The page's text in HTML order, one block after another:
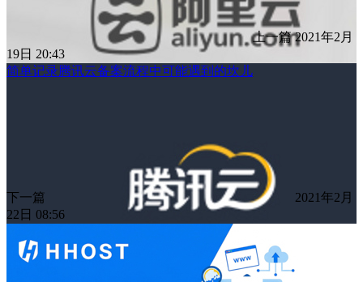
上一篇 2021年2月
19日 20:43
简单记录腾讯云备案流程中可能遇到的坎儿
下一篇
2021年2月
22日 08:56